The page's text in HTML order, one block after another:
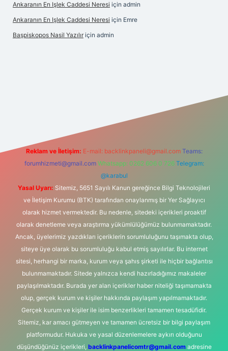
Ankaranın En Işlek Caddesi Neresi için admin
Ankaranın En Işlek Caddesi Neresi için Emre
Başpiskopos Nasil Yazılır için admin
Reklam ve İletişim: E-mail: backlinkpaneli@gmail.com Teams:
forumhizmeti@gmail.com Whatsapp: 0262 606 0 726 Telegram:
@karabul
Yasal Uyarı: Sitemiz, 5651 Sayılı Kanun gereğince Bilgi Teknolojileri
ve İletişim Kurumu (BTK) tarafından onaylanmış bir Yer Sağlayıcı
olarak hizmet vermektedir. Bu nedenle, sitedeki içerikleri proaktif
olarak denetleme veya araştırma yükümlülüğümüz bulunmamaktadır.
Ancak, üyelerimiz yazdıkları içeriklerin sorumluluğunu taşımakta olup,
siteye üye olarak bu sorumluluğu kabul etmiş sayılırlar. Bu internet
sitesi, herhangi bir marka, kurum veya şahıs şirketi ile hiçbir bağlantısı
bulunmamaktadır. Sitede yalnızca kendi hazırladığımız makaleler
paylaşılmaktadır. Burada yer alan içerikler haber niteliği taşımamakta
olup, gerçek kurum ve kişiler hakkında paylaşım yapılmamaktadır.
Gerçek kurum ve kişiler ile isim benzerlikleri tamamen tesadüfidir.
Sitemiz, kar amacı gütmeyen ve tamamen ücretsiz bir bilgi paylaşım
platformudur. Hukuka ve yasal düzenlemelere aykırı olduğunu
düşündüğünüz içerikleri, backlinkpanelicomtr@gmail.comadresine